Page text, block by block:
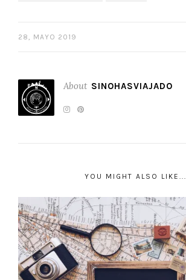
28, MAYO 2019
About SINOHASVIAJADO
YOU MIGHT ALSO LIKE...